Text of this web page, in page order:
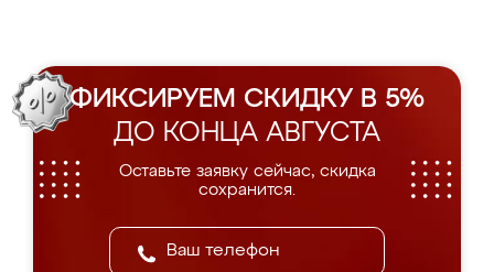
ФИКСИРУЕМ СКИДКУ В 5%
ДО КОНЦА АВГУСТА
Оставьте заявку сейчас, скидка
сохранится.